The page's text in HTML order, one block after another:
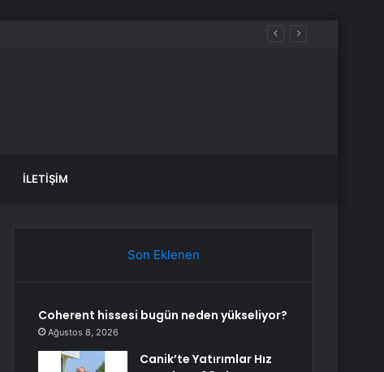
İLETIŞIM
Son Eklenen
Coherent hissesi bugün neden yükseliyor?
Ağustos 8, 2026
Canik’te Yatırımlar Hız